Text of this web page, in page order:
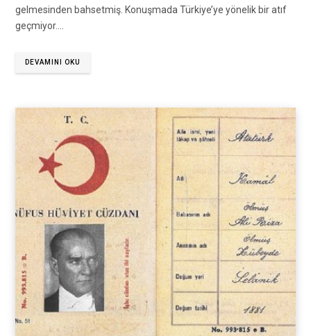
gelmesinden bahsetmiş. Konuşmada Türkiye’ye yönelik bir atıf
geçmiyor.…
DEVAMINI OKU